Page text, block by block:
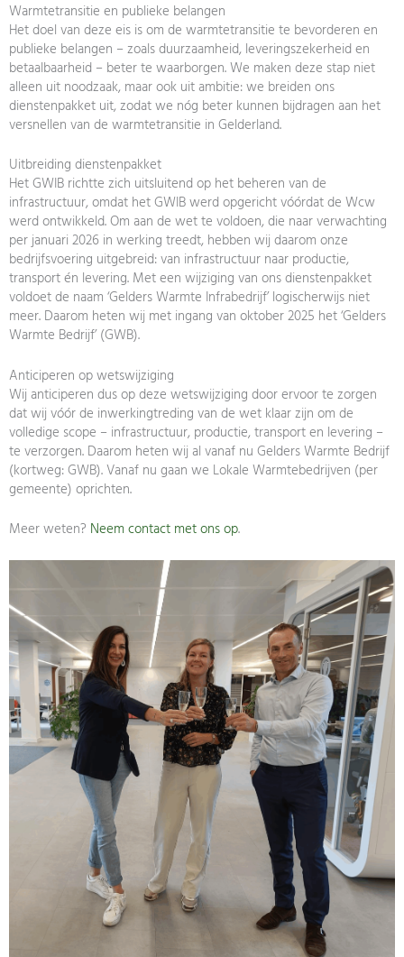
Warmtetransitie en publieke belangen
Het doel van deze eis is om de warmtetransitie te bevorderen en
publieke belangen – zoals duurzaamheid, leveringszekerheid en
betaalbaarheid – beter te waarborgen. We maken deze stap niet
alleen uit noodzaak, maar ook uit ambitie: we breiden ons
dienstenpakket uit, zodat we nóg beter kunnen bijdragen aan het
versnellen van de warmtetransitie in Gelderland.
Uitbreiding dienstenpakket
Het GWIB richtte zich uitsluitend op het beheren van de
infrastructuur, omdat het GWIB werd opgericht vóórdat de Wcw
werd ontwikkeld. Om aan de wet te voldoen, die naar verwachting
per januari 2026 in werking treedt, hebben wij daarom onze
bedrijfsvoering uitgebreid: van infrastructuur naar productie,
transport én levering. Met een wijziging van ons dienstenpakket
voldoet de naam ‘Gelders Warmte Infrabedrijf’ logischerwijs niet
meer. Daarom heten wij met ingang van oktober 2025 het ‘Gelders
Warmte Bedrijf’ (GWB).
Anticiperen op wetswijziging
Wij anticiperen dus op deze wetswijziging door ervoor te zorgen
dat wij vóór de inwerkingtreding van de wet klaar zijn om de
volledige scope – infrastructuur, productie, transport en levering –
te verzorgen. Daarom heten wij al vanaf nu Gelders Warmte Bedrijf
(kortweg: GWB). Vanaf nu gaan we Lokale Warmtebedrijven (per
gemeente) oprichten.
Meer weten? Neem contact met ons op.